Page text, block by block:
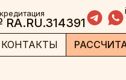
КОНТАКТЫ